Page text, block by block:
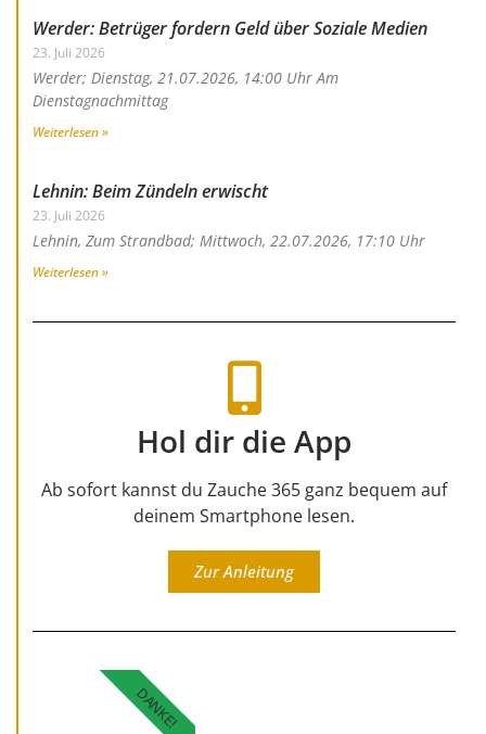
Werder: Betrüger fordern Geld über Soziale Medien
23. Juli 2026
Werder; Dienstag, 21.07.2026, 14:00 Uhr Am
Dienstagnachmittag
Weiterlesen »
Lehnin: Beim Zündeln erwischt
23. Juli 2026
Lehnin, Zum Strandbad; Mittwoch, 22.07.2026, 17:10 Uhr
Weiterlesen »
Hol dir die App
Ab sofort kannst du Zauche 365 ganz bequem auf
deinem Smartphone lesen.
Zur Anleitung
DANKE!